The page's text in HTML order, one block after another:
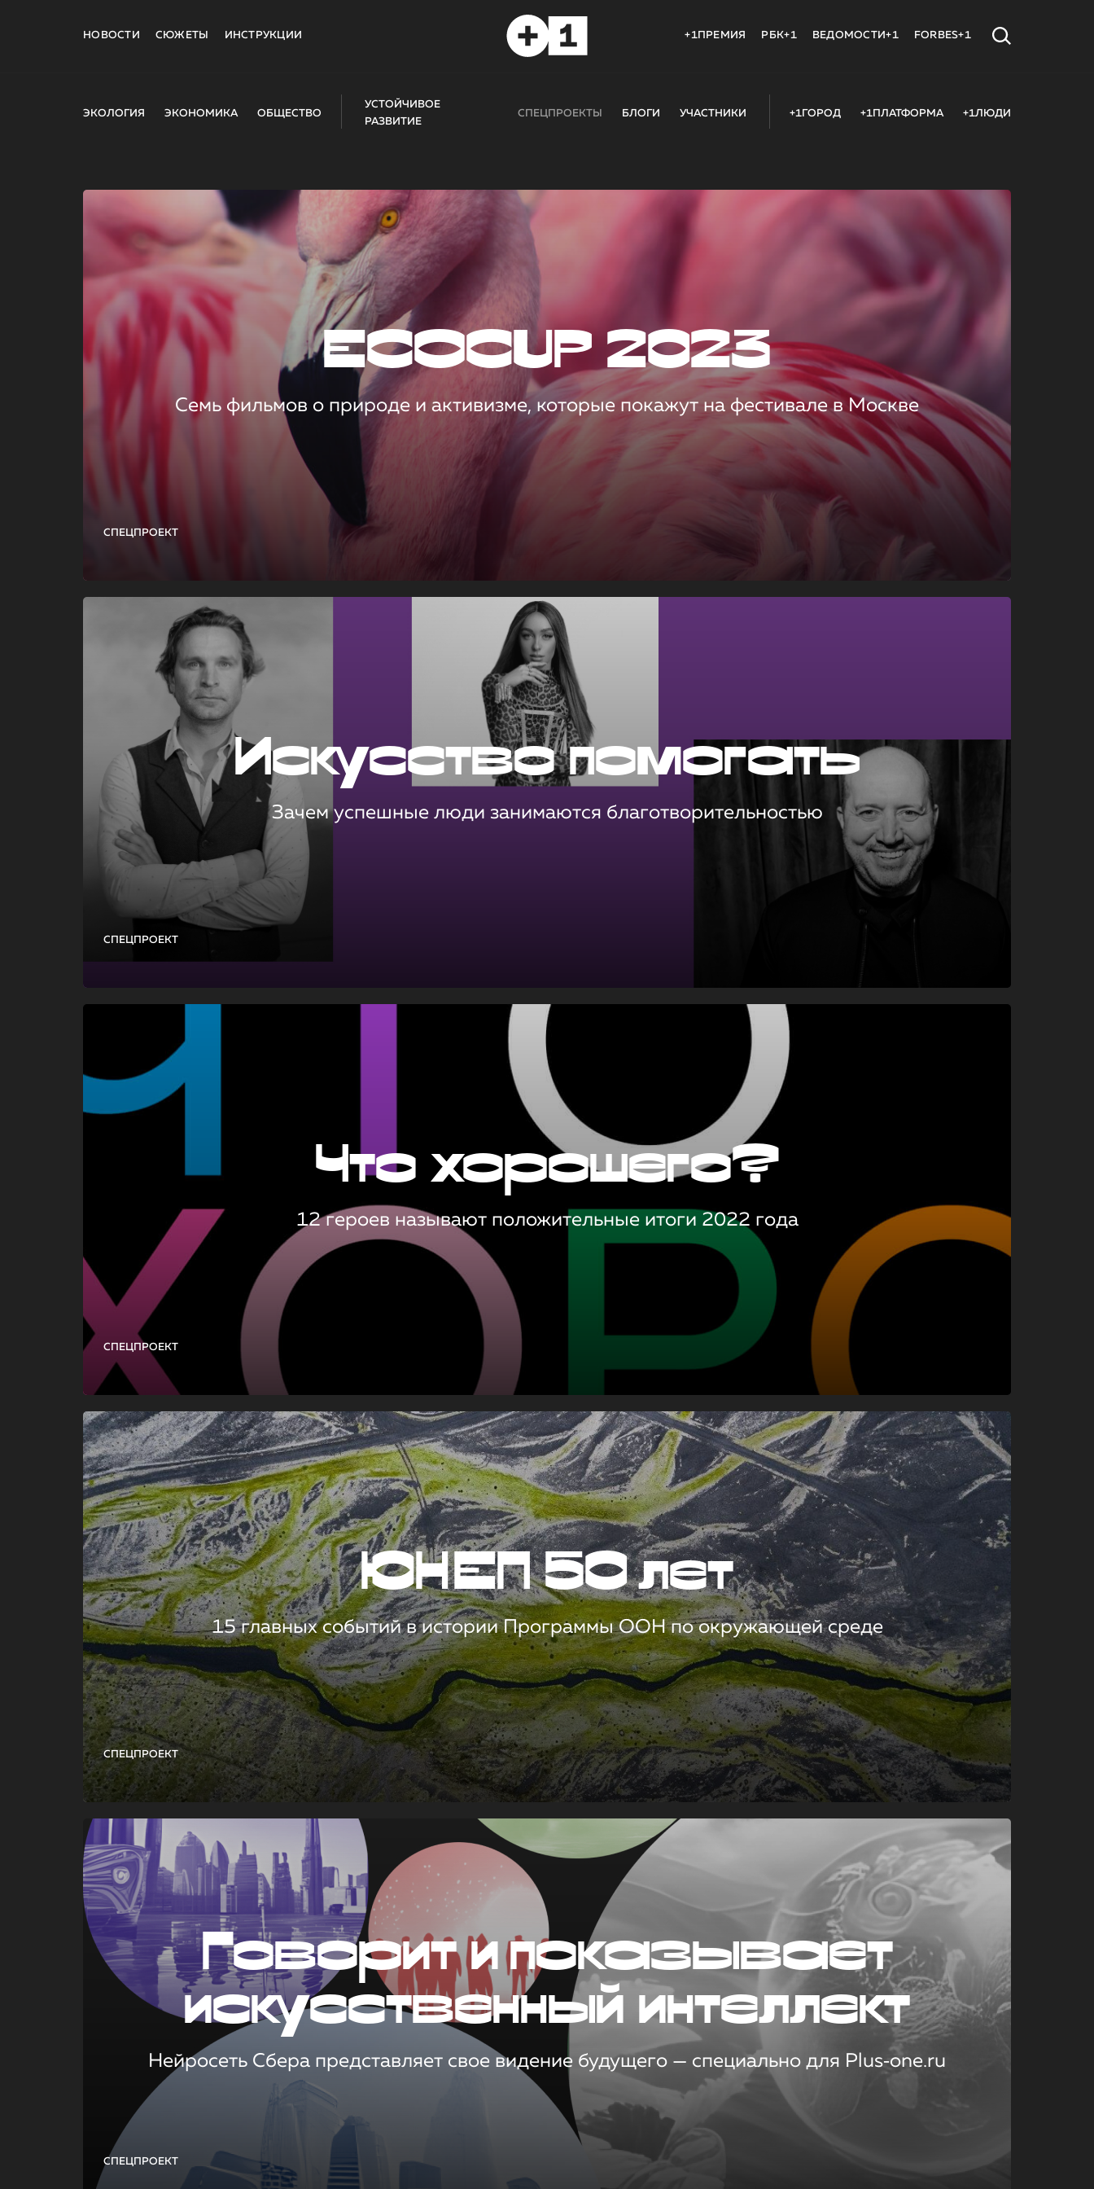
НОВОСТИ СЮЖЕТЫ ИНСТРУКЦИИ +1ПРЕМИЯ РБК+1 ВЕДОМОСТИ+1 FORBES+1
ЭКОЛОГИЯ ЭКОНОМИКА ОБЩЕСТВО
УСТОЙЧИВОЕ
РАЗВИТИЕ
СПЕЦПРОЕКТЫ БЛОГИ УЧАСТНИКИ +1ГОРОД +1ПЛАТФОРМА +1ЛЮДИ
СПЕЦПРОЕКТ
ECOCUP 2023
Семь фильмов о природе и активизме, которые покажут на фестивале в Москве
СПЕЦПРОЕКТ
Искусство помогать
Зачем успешные люди занимаются благотворительностью
СПЕЦПРОЕКТ
Что хорошего?
12 героев называют положительные итоги 2022 года
СПЕЦПРОЕКТ
ЮНЕП 50 лет
15 главных событий в истории Программы ООН по окружающей среде
СПЕЦПРОЕКТ
Говорит и показывает
искусственный интеллект
Нейросеть Сбера представляет свое видение будущего — специально для Plus‑one.ru